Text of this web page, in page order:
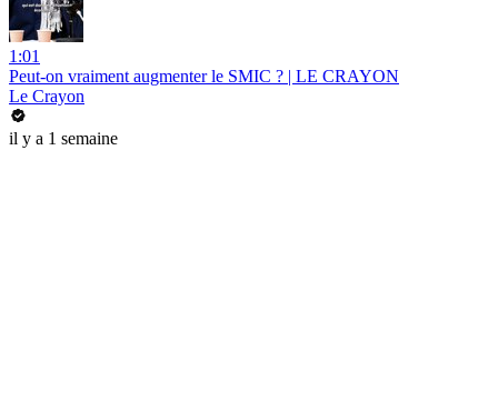
1:01
Peut-on vraiment augmenter le SMIC ? | LE CRAYON
Le Crayon
il y a 1 semaine